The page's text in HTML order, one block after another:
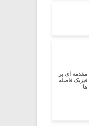
مقدمه ای بر
فیزیک فاصله
ها